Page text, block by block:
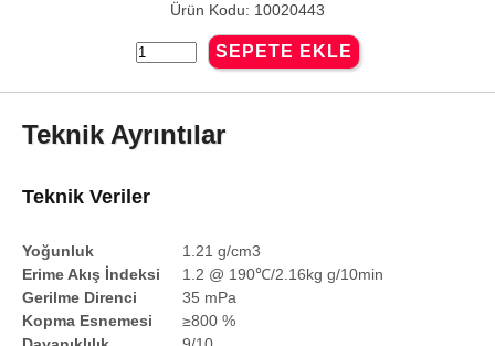
Ürün Kodu: 10020443
Teknik Ayrıntılar
Teknik Veriler
Yoğunluk
1.21 g/cm3
Erime Akış İndeksi
1.2 @ 190℃/2.16kg g/10min
Gerilme Direnci
35 mPa
Kopma Esnemesi
≥800 %